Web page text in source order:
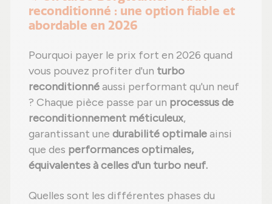
reconditionné : une option fiable et
abordable en 2026
Pourquoi payer le prix fort en 2026 quand
vous pouvez profiter d'un turbo
reconditionnéaussi performant qu'un neuf
? Chaque pièce passe par un processus de
reconditionnement méticuleux,
garantissant une durabilité optimaleainsi
que des performances optimales,
équivalentes à celles d'un turbo neuf.
Quelles sont les différentes phases du